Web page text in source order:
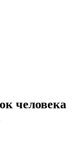
человека